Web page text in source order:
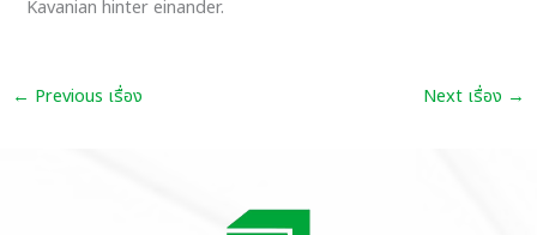
Kavanian hinter einander.
← Previous เรื่อง Next เรื่อง →